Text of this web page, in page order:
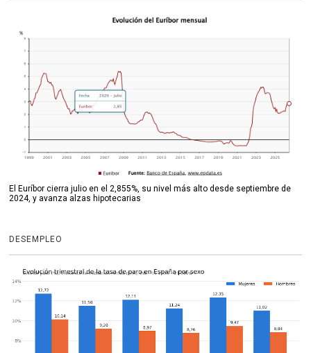
El Euríbor cierra julio en el 2,855%, su nivel más alto desde septiembre de
2024, y avanza alzas hipotecarias
DESEMPLEO